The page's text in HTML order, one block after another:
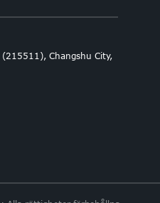
(215511), Changshu City,